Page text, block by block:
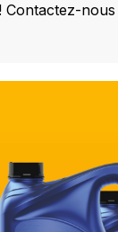
Contactez-